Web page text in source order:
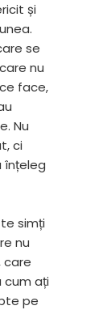
și
se
nu
face,
Nu
ci
înțeleg
simți
nu
care
cum ați
pe